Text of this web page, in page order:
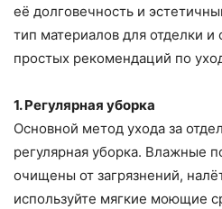
её долговечность и
тип материалов для отделки и
простых рекомендаций по
1. Регулярная уборка
Основной метод ухода за
регулярная уборка. Влажные
очищены от загрязнений,
используйте мягкие моющие